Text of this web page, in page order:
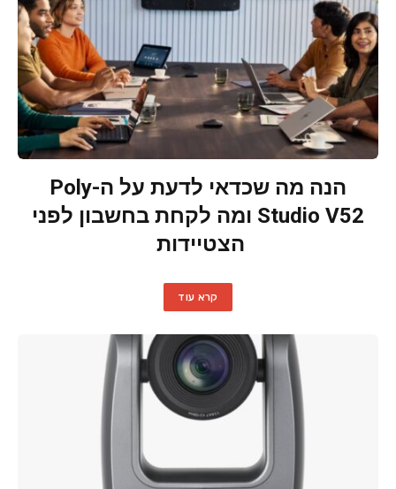
הנה מה שכדאי לדעת על ה-Poly
Studio V52 ומה לקחת בחשבון לפני
הצטיידות
קרא עוד